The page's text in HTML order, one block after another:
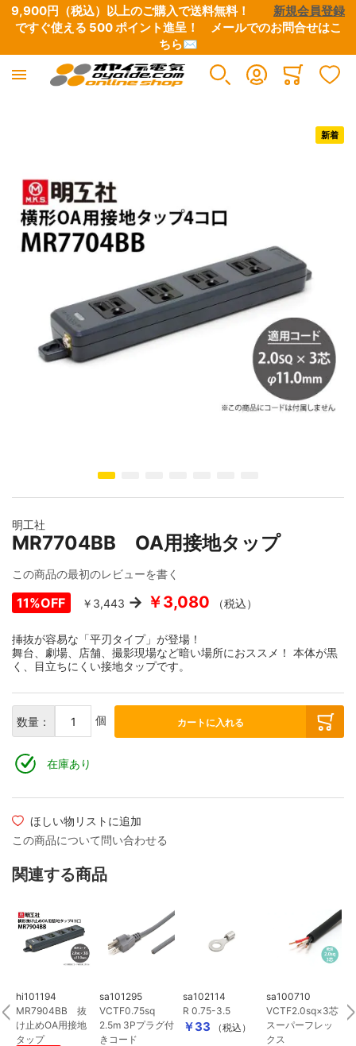
9,900円（税込）以上のご購入で送料無料！ 新規会員登録
ですぐ使える 500 ポイント進呈！ メールでのお問合せはこ
ちら✉
イメージギャラリーの最初に移動する
新着
明工社
MR7704BB OA用接地タップ
この商品の最初のレビューを書く
11%OFF ￥3,443 ￥3,080 （税込）
挿抜が容易な「平刃タイプ」が登場！
舞台、劇場、店舗、撮影現場など暗い場所におススメ！ 本体が黒
く、目立ちにくい接地タップです。
数量： 個 カートに入れる
在庫あり
ほしい物リストに追加
この商品について問い合わせる
関連する商品
hi101194
MR7904BB 抜
け止めOA用接地
タップ
sa101295
VCTF0.75sq
2.5m 3Pプラグ付
きコード
sa102114
R 0.75-3.5
￥33 （税込）
sa100710
VCTF2.0sq×3芯
スーパーフレッ
クス